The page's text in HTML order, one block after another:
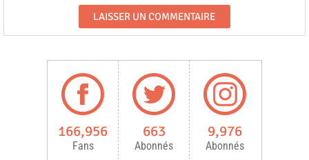
166,956
Fans
663
Abonnés
9,976
Abonnés